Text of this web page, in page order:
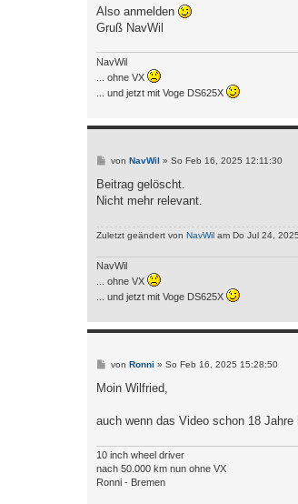
Also anmelden
Gruß NavWil
NavWil
... ohne VX
... und jetzt mit Voge DS625X
B
i
r
g
von NavWil » So Feb 16, 2025 12:11:30
Beitrag gelöscht.
Nicht mehr relevant.
Zuletzt geändert von NavWil am Do Jul 24,
NavWil
... ohne VX
... und jetzt mit Voge DS625X
B
i
a
von Ronni » So Feb 16, 2025 15:28:50
Moin Wilfried,
auch wenn das Video schon 18
10 inch wheel driver
nach 50.000 km nun ohne VX
Ronni - Bremen